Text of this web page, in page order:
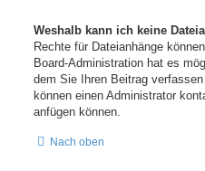
Weshalb kann ich keine
Rechte für Dateianhänge
Board-Administration hat es
dem Sie Ihren Beitrag
können einen Administrator
anfügen können.
Nach oben